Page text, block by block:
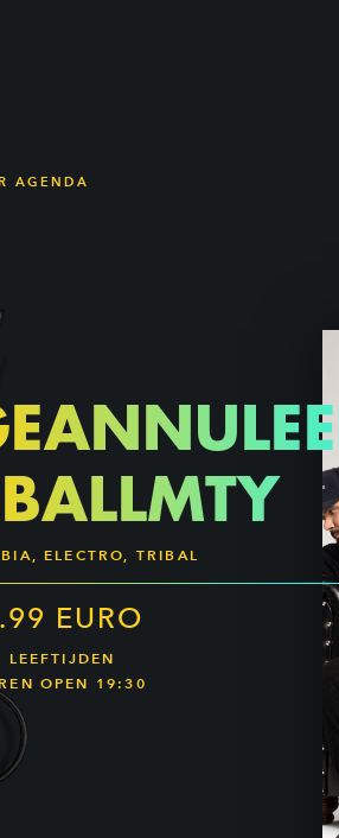
AGENDA
ELECTRO, TRIBAL
EURO
LEEFTIJDEN
OPEN 19:30